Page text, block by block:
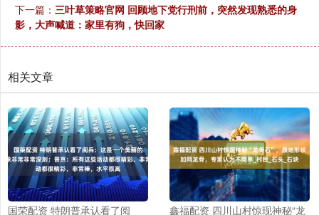
下一篇： 三叶草策略官网 回顾地下党行刑前，突然发现熟悉的身
影，大声喊道：家里有狗，快回家
相关文章
国荣配资 特朗普承认看了阅
鑫福配资 四川山村惊现神秘“龙